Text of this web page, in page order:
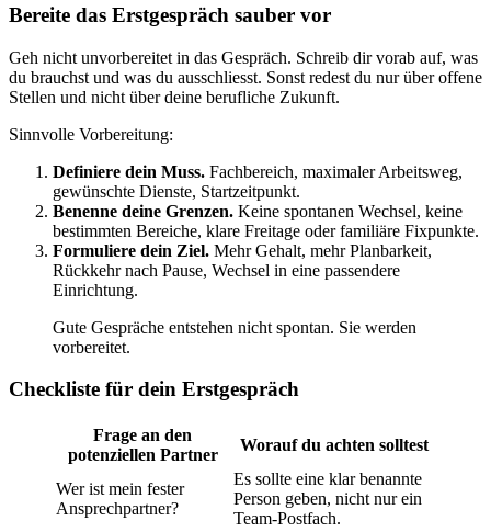
Bereite das Erstgespräch sauber vor
Geh nicht unvorbereitet in das Gespräch. Schreib dir vorab auf, was
du brauchst und was du ausschliesst. Sonst redest du nur über offene
Stellen und nicht über deine berufliche Zukunft.
Sinnvolle Vorbereitung:
Definiere dein Muss. Fachbereich, maximaler Arbeitsweg,
gewünschte Dienste, Startzeitpunkt.
Benenne deine Grenzen. Keine spontanen Wechsel, keine
bestimmten Bereiche, klare Freitage oder familiäre Fixpunkte.
Formuliere dein Ziel. Mehr Gehalt, mehr Planbarkeit,
Rückkehr nach Pause, Wechsel in eine passendere
Einrichtung.
Gute Gespräche entstehen nicht spontan. Sie werden
vorbereitet.
Checkliste für dein Erstgespräch
Frage an den
potenziellen Partner
Worauf du achten solltest
Wer ist mein fester
Ansprechpartner?
Es sollte eine klar benannte
Person geben, nicht nur ein
Team-Postfach.